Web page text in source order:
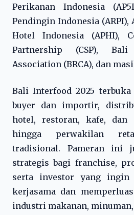
Perikanan Indonesia
Pendingin Indonesia (ARPI),
Hotel Indonesia (APHI),
Partnership (CSP), Bali
Association (BRCA), dan
Bali Interfood 2025
buyer dan importir,
hotel, restoran, kafe, dan
hingga perwakilan
tradisional. Pameran ini
strategis bagi franchise,
serta investor yang ingin
kerjasama dan
industri makanan,